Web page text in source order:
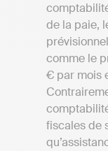
de la paie,
comme le
€ par mois
fiscales de